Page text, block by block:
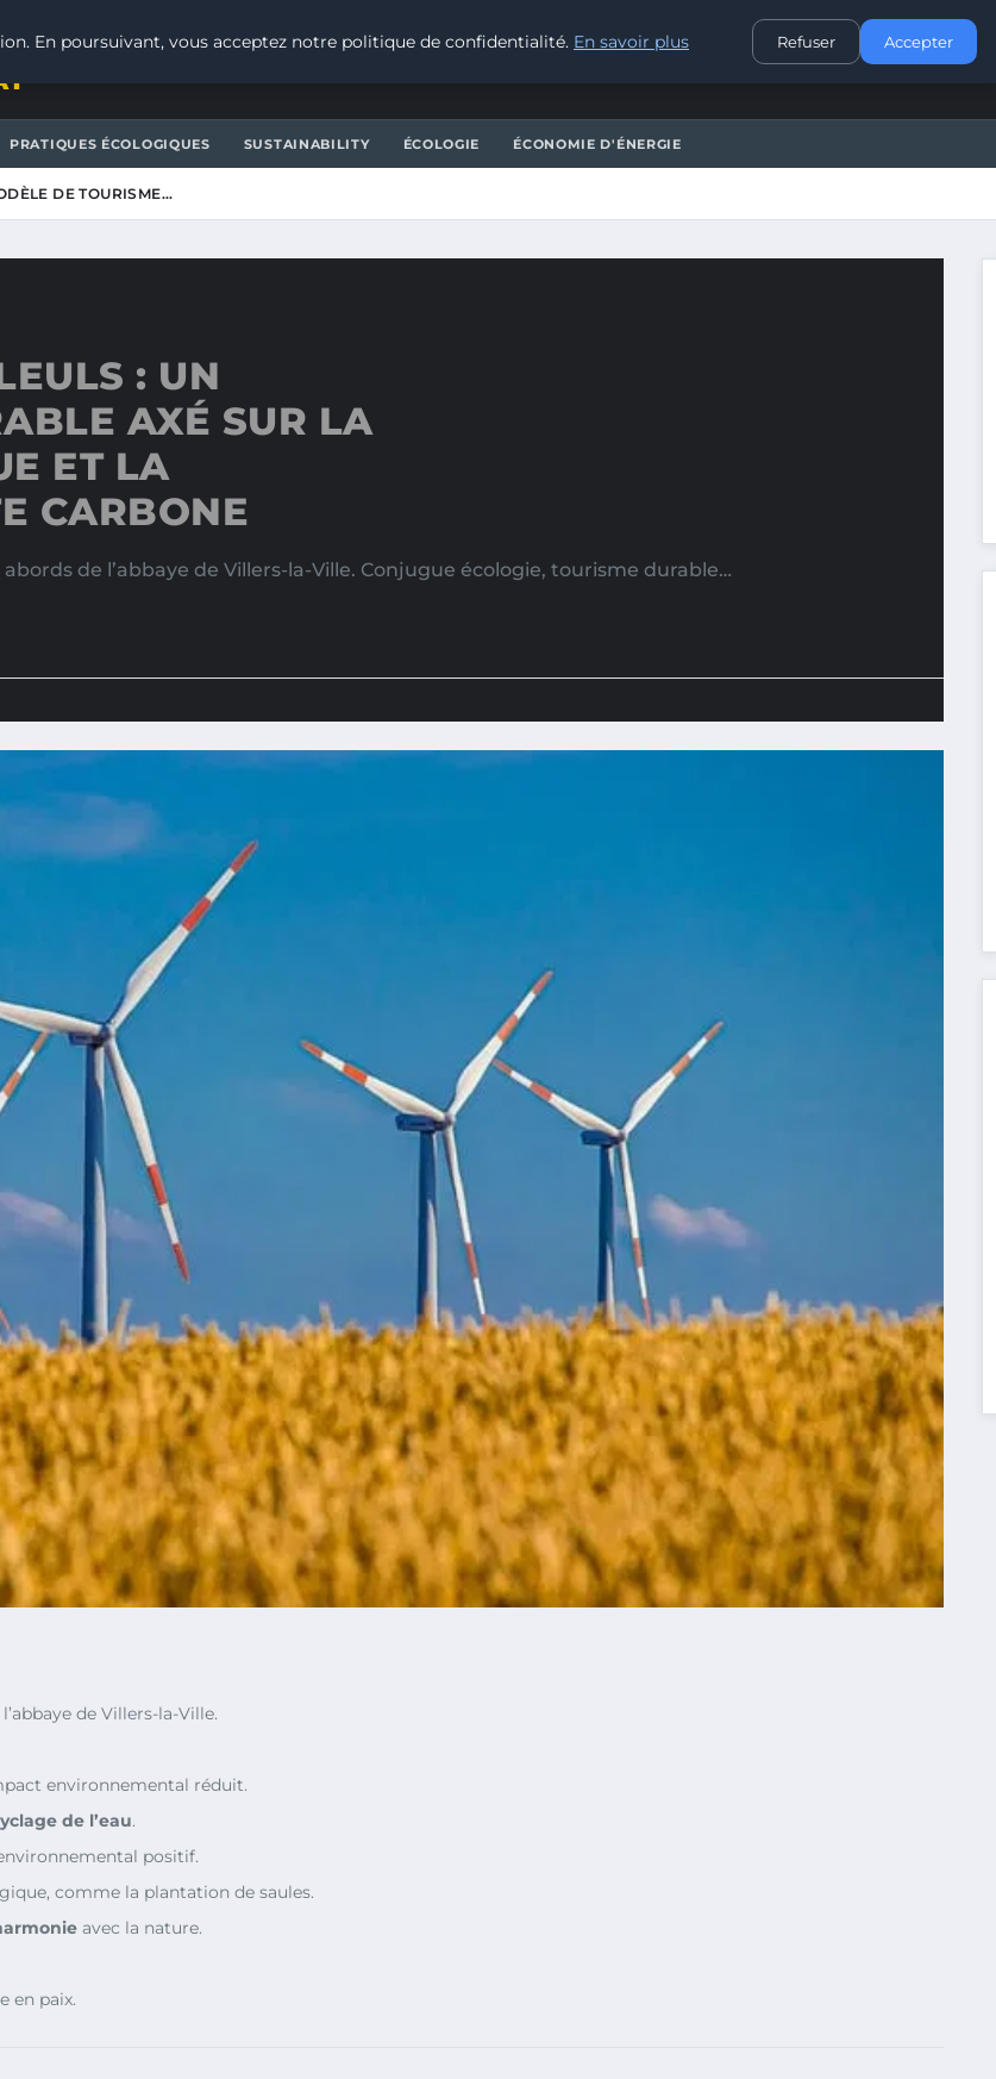
CONTACT
PRATIQUES ÉCOLOGIQUES SUSTAINABILITY ÉCOLOGIE ÉCONOMIE D'ÉNERGIE
DE TOURISME…
: UN
AXÉ SUR LA
ET LA
CARBONE
de l’abbaye de Villers-la-Ville. Conjugue écologie, tourisme durable…
de Villers-la-Ville.
environnemental réduit.
de l’eau.
positif.
comme la plantation de saules.
avec la nature.
en paix.
En poursuivant, vous acceptez notre politique de confidentialité. En savoir plus Refuser Accepter